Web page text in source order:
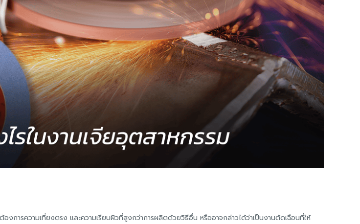
งการความเที่ยงตรง และความเรียบผิวที่สูงกว่าการผลิตด้วยวิธีอื่น หรืออาจกล่าวได้ว่าเป็นงานตัดเฉือนที่ให้